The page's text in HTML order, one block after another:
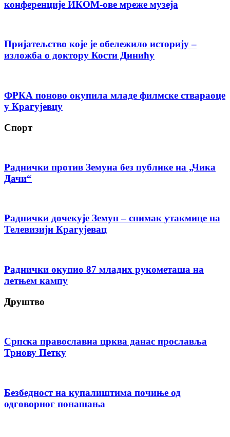
конференције ИКОМ-ове мреже музеја
Пријатељство које је обележило историју –
изложба о доктору Кости Динићу
ФРКА поново окупила младе филмске ствараоце
у Крагујевцу
Спорт
Раднички против Земуна без публике на „Чика
Дачи“
Раднички дочекује Земун – снимак утакмице на
Телевизији Крагујевац
Раднички окупио 87 младих рукометаша на
летњем кампу
Друштво
Српска православна црква данас прославља
Трнову Петку
Безбедност на купалиштима почиње од
одговорног понашања